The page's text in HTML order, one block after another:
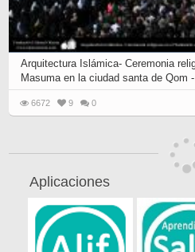
Arquitectura Islámica- Ceremonia
Masuma en la ciudad santa de Qom
6672 9 0
Aplicaciones